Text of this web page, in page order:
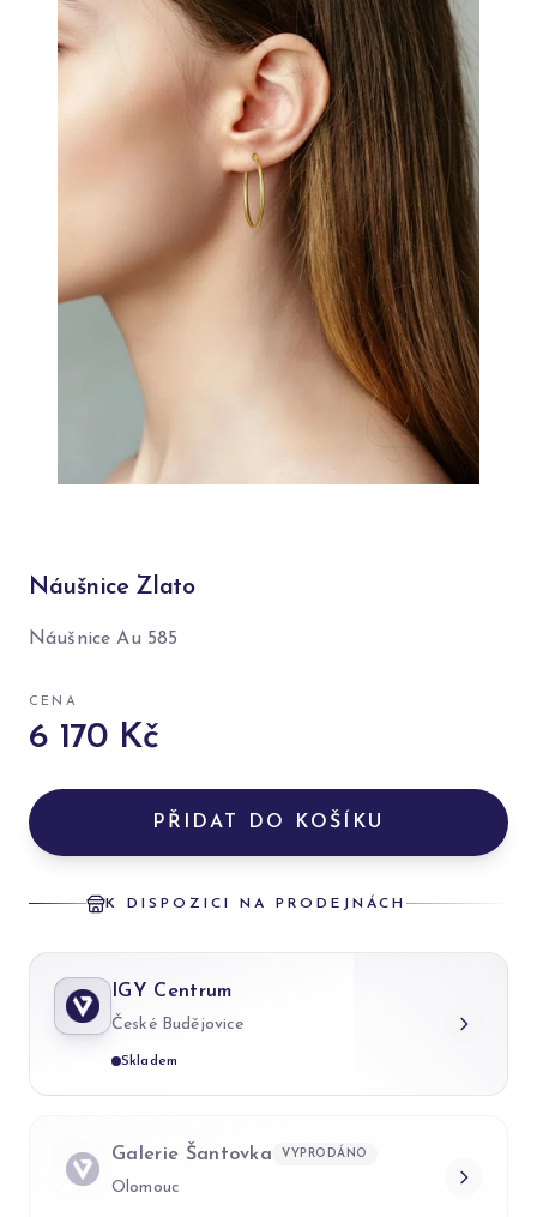
Náušnice Zlato
Náušnice Au 585
CENA
6 170 Kč
PŘIDAT DO KOŠÍKU
K DISPOZICI NA PRODEJNÁCH
IGY Centrum
České Budějovice
Skladem
Galerie Šantovka VYPRODÁNO
Olomouc